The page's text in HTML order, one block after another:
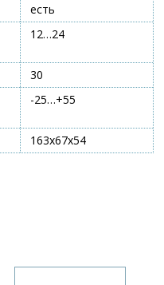
есть
12…24
30
-25…+55
163х67х54